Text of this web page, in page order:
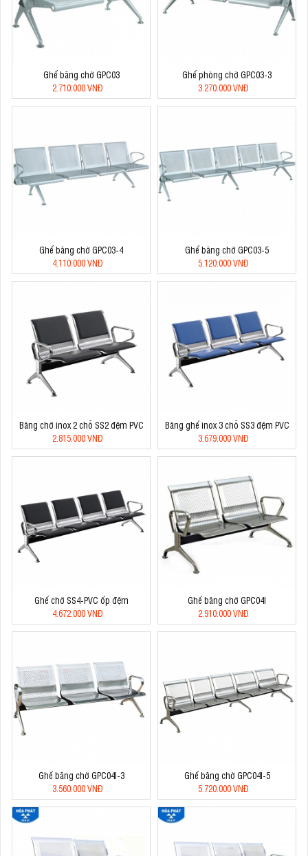
Ghế băng chờ GPC03
2.710.000 VNĐ
Ghế phòng chờ GPC03-3
3.270.000 VNĐ
Ghế băng chờ GPC03-4
4.110.000 VNĐ
Ghế băng chờ GPC03-5
5.120.000 VNĐ
Băng chờ inox 2 chỗ SS2 đệm PVC
2.815.000 VNĐ
Băng ghế inox 3 chỗ SS3 đệm PVC
3.679.000 VNĐ
Ghế chờ SS4-PVC ốp đệm
4.672.000 VNĐ
Ghế băng chờ GPC04I
2.910.000 VNĐ
Ghế băng chờ GPC04I-3
3.560.000 VNĐ
Ghế băng chờ GPC04I-5
5.720.000 VNĐ